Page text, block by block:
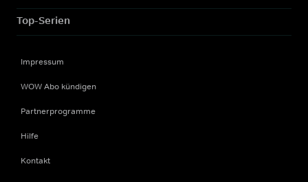
Top-Serien
Impressum
WOW Abo kündigen
Partnerprogramme
Hilfe
Kontakt